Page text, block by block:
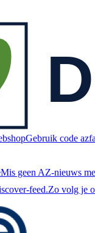
Gebruik code
Mis geen AZ-nieuws
feed.Zo volg je